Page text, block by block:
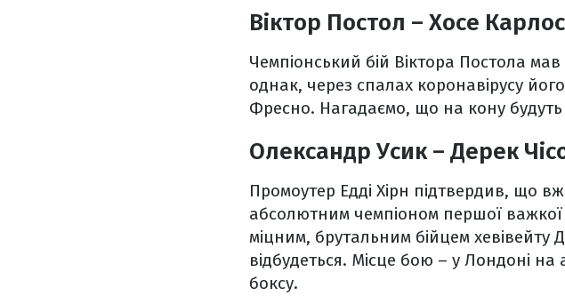
Віктор Постол – Хосе
Чемпіонський бій Віктора Постола
однак, через спалах коронавірусу
Фресно. Нагадаємо, що на кону будуть
Олександр Усик – Дерек
Промоутер Едді Хірн підтвердив, що
абсолютним чемпіоном першої
міцним, брутальним бійцем хевівейту
відбудеться. Місце бою – у Лондоні
боксу.